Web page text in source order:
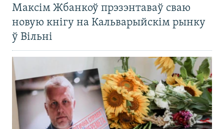
Максім Жбанкоў прэзэнтаваў сваю
новую кнігу на Кальварыйскім рынку
ў Вільні